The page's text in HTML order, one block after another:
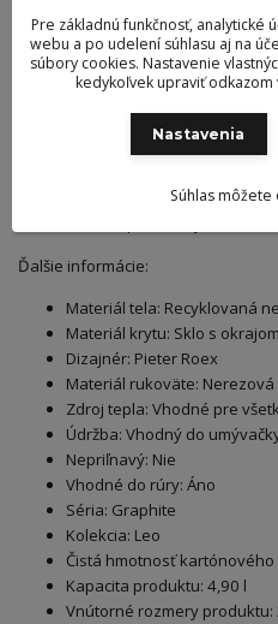
Vhodné do rúry do 250°C
Kapsulová základňa vedie
energeticky úsporné varenie
Ľahko sa čistí a nepriľne
Vhodný do umývačky riadu
Ďalšie informácie:
Materiál tela: Recyklovaná
Materiál krytu: Sklo s
Dizajnér: Pieter Roex
Materiál rukoväte: Nerezová
Zdroj tepla: Vhodné pre
Údržba: Vhodný do
Nepriľnavý: Nie
Vhodné do rúry: Áno
Séria: Graphite
Kolekcia: Leo
Čistá hmotnosť
Kapacita produktu: 4,90 l
Vnútorné rozmery produktu:
Pre základnú funkčnosť, analytické
webu a po udelení súhlasu aj na
súbory cookies. Nastavenie
kedykoľvek upraviť odkazom
Nastavenia
Súhlas